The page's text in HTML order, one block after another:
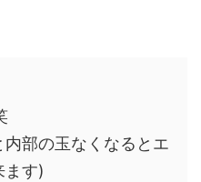
部の玉なくなるとエ
ます)